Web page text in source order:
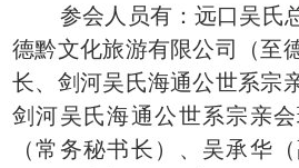
参会人员有：远口吴氏
德黔文化旅游有限公司（至
长、剑河吴氏海通公世系宗
剑河吴氏海通公世系宗亲
（常务秘书长）、吴承华